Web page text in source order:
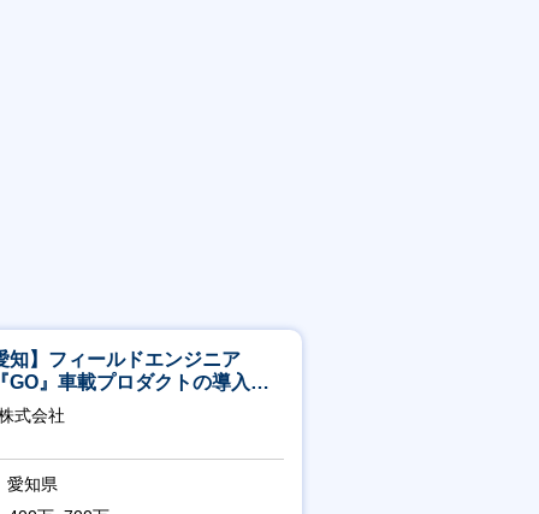
知】フィールドエンジニア
GO』車載プロダクトの導入サ
ト／年休120日／土日祝休／直
帰
式会社
愛知県